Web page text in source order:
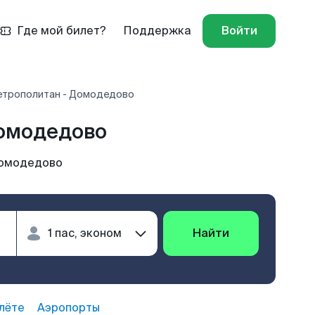
Где мой билет? Поддержка Войти
- Домодедово
Найти
Аэропорты